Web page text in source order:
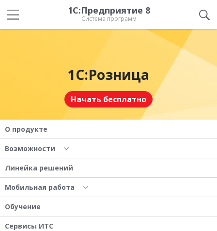
1С:Предприятие 8
Система программ
1С:Розница
Начать бесплатно
О продукте
Возможности
Линейка решений
Мобильная работа
Обучение
Сервисы ИТС